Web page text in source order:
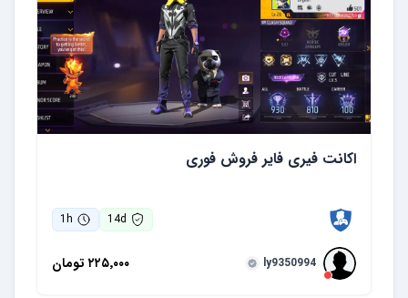
اکانت فیری فایر فروش فوری
14d
1h
ly9350994 ۲۲۵٬۰۰۰تومان